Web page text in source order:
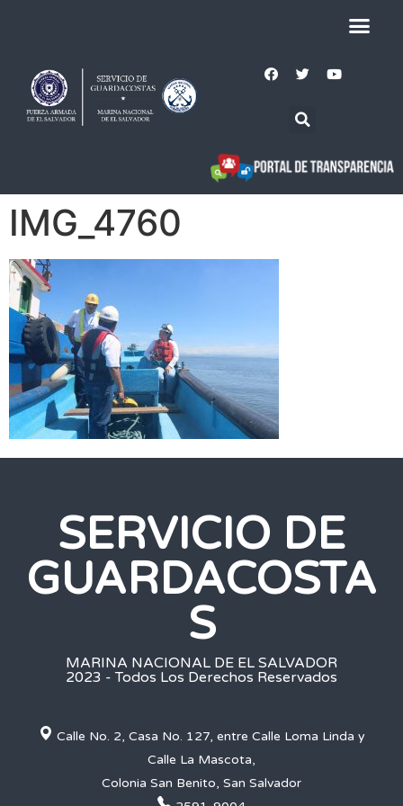
IMG_4760
SERVICIO DE
GUARDACOSTA
S
MARINA NACIONAL DE EL SALVADOR
2023 - Todos Los Derechos Reservados
Calle No. 2, Casa No. 127, entre Calle Loma Linda y
Calle La Mascota,
Colonia San Benito, San Salvador